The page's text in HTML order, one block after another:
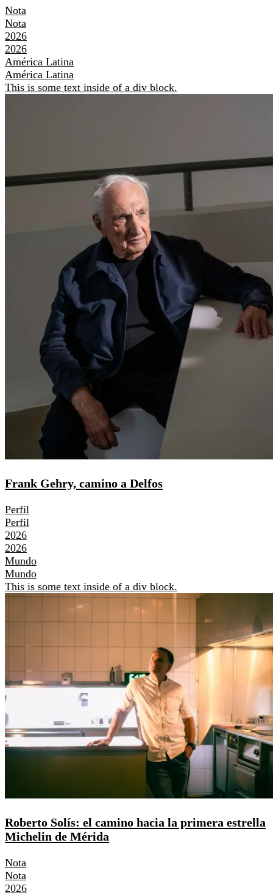
Nota
Nota
2026
2026
América Latina
América Latina
This is some text inside of a div block.
Frank Gehry, camino a Delfos
Perfil
Perfil
2026
2026
Mundo
Mundo
This is some text inside of a div block.
Roberto Solís: el camino hacia la primera estrella
Michelin de Mérida
Nota
Nota
2026